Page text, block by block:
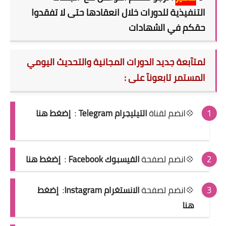
التنفيذية للدورات خلال انعقادها حتى لا تفقدوا
حقكم في الشهادات
لمتآبعة جديد الدورات المجانية والتحديث اليومي
المستمر تابعونآ على :
💠انضم لقناةالتيليجرام Telegram : إضغط هنا
💠انضم لصفحةالفيسبوك Facebook : إضغط هنا
💠انضم لصفحةالانستغرام Instagram : إضغط
هنا